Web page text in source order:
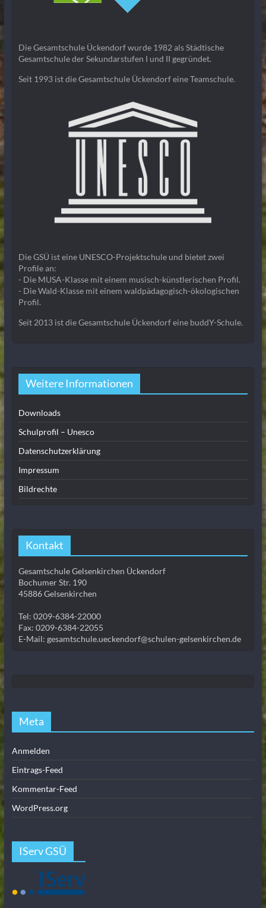
Die Gesamtschule Ückendorf wurde 1982 als Städtische
Gesamtschule der Sekundarstufen I und II gegründet.
Seit 1993 ist die Gesamtschule Ückendorf eine Teamschule.
Die GSÜ ist eine UNESCO-Projektschule und bietet zwei
Profile an:
- Die MUSA-Klasse mit einem musisch-künstlerischen Profil.
- Die Wald-Klasse mit einem waldpädagogisch-ökologischen
Profil.
Seit 2013 ist die Gesamtschule Ückendorf eine buddY-Schule.
Weitere Informationen
Downloads
Schulprofil – Unesco
Datenschutzerklärung
Impressum
Bildrechte
Kontakt
Gesamtschule Gelsenkirchen Ückendorf
Bochumer Str. 190
45886 Gelsenkirchen
Tel: 0209-6384-22000
Fax: 0209-6384-22055
E-Mail: gesamtschule.ueckendorf@schulen-gelsenkirchen.de
Meta
Anmelden
Eintrags-Feed
Kommentar-Feed
WordPress.org
IServ GSÜ